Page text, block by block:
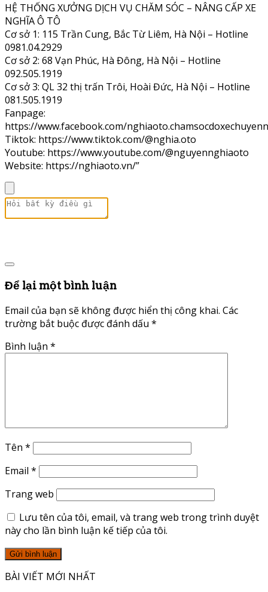
HỆ THỐNG XƯỞNG DỊCH VỤ CHĂM SÓC – NÂNG CẤP XE
NGHĨA Ô TÔ
Cơ sở 1: 115 Trần Cung, Bắc Từ Liêm, Hà Nội – Hotline
0981.04.2929
Cơ sở 2: 68 Vạn Phúc, Hà Đông, Hà Nội – Hotline
092.505.1919
Cơ sở 3: QL 32 thị trấn Trôi, Hoài Đức, Hà Nội – Hotline
081.505.1919
Fanpage:
https://www.facebook.com/
Tiktok: https://www.tiktok.com/@nghia.oto
Youtube: https://www.youtube.com/@nguyennghiaoto
Website: https://nghiaoto.vn/”
Để lại một bình luận
Email của bạn sẽ không được hiển thị công khai. Các
trường bắt buộc được đánh dấu *
Bình luận *
Tên *
Email *
Trang web
Lưu tên của tôi, email, và trang web trong trình duyệt
này cho lần bình luận kế tiếp của tôi.
BÀI VIẾT MỚI NHẤT